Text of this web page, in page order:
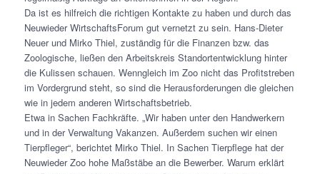
Da ist es hilfreich die richtigen Kontakte zu haben und durch das
Neuwieder WirtschaftsForum gut vernetzt zu sein. Hans-Dieter
Neuer und Mirko Thiel, zuständig für die Finanzen bzw. das
Zoologische, ließen den Arbeitskreis Standortentwicklung hinter
die Kulissen schauen. Wenngleich im Zoo nicht das Profitstreben
im Vordergrund steht, so sind die Herausforderungen die gleichen
wie in jedem anderen Wirtschaftsbetrieb.
Etwa in Sachen Fachkräfte. „Wir haben unter den Handwerkern
und in der Verwaltung Vakanzen. Außerdem suchen wir einen
Tierpfleger“, berichtet Mirko Thiel. In Sachen Tierpflege hat der
Neuwieder Zoo hohe Maßstäbe an die Bewerber. Warum erklärt